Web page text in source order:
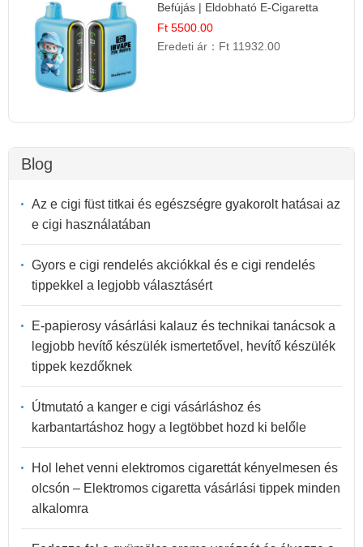
Befújás | Eldobható E-Cigaretta
Ft 5500.00
Eredeti ár： Ft 11932.00
Blog
Az e cigi füst titkai és egészségre gyakorolt hatásai az
e cigi használatában
Gyors e cigi rendelés akciókkal és e cigi rendelés
tippekkel a legjobb választásért
E-papierosy vásárlási kalauz és technikai tanácsok a
legjobb hevítő készülék ismertetővel, hevítő készülék
tippek kezdőknek
Útmutató a kanger e cigi vásárláshoz és
karbantartáshoz hogy a legtöbbet hozd ki belőle
Hol lehet venni elektromos cigarettát kényelmesen és
olcsón – Elektromos cigaretta vásárlási tippek minden
alkalomra